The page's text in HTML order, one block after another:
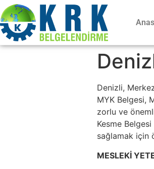
Denizli,
MYK Belgesi,
zorlu ve
Kesme
sağlamak için
MESLEKİ